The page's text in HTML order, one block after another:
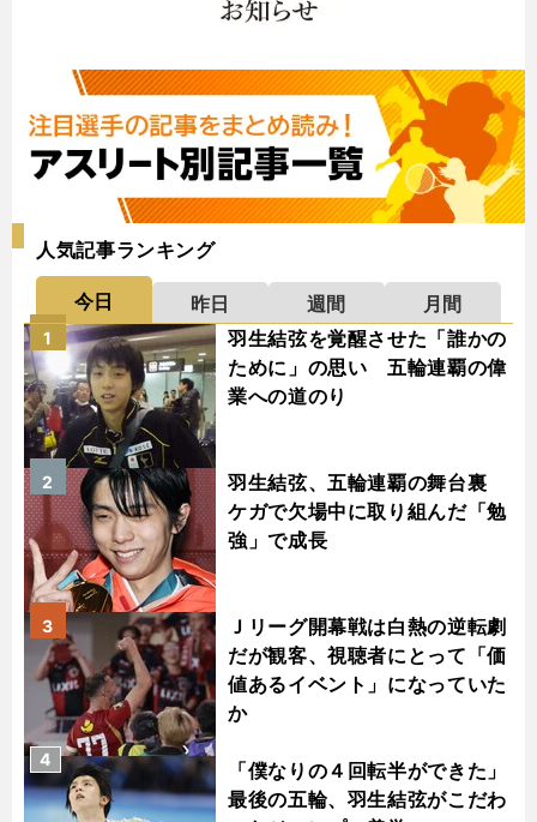
人気記事ランキング
今日 昨日 週間
月間
羽生結弦を覚醒させた「誰かの
ために」の思い 五輪連覇の偉
業への道のり
1
羽生結弦、五輪連覇の舞台裏
ケガで欠場中に取り組んだ「勉
強」で成長
2
Ｊリーグ開幕戦は白熱の逆転劇
だが観客、視聴者にとって「価
値あるイベント」になっていた
か
3
「僕なりの４回転半ができた」
最後の五輪、羽生結弦がこだわ
4